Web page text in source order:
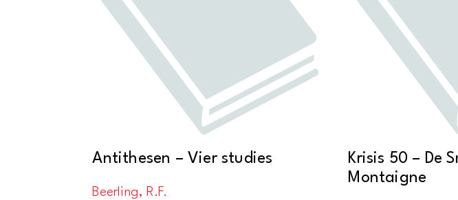
Antithesen – Vier studies
Beerling, R.F.
Krisis 50 – De
Montaigne